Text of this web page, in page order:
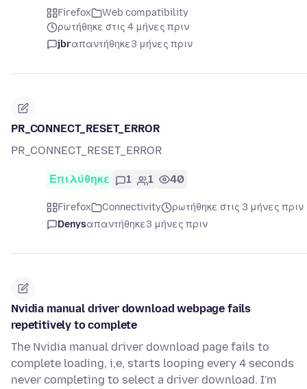
Firefox
Web compatibility
ρωτήθηκε στις 4 μήνες πριν
jbrαπαντήθηκε3 μήνες πριν
PR_CONNECT_RESET_ERROR
PR_CONNECT_RESET_ERROR
Επιλύθηκε 1 1 40
Firefox Connectivity
ρωτήθηκε στις 3 μήνες πριν
Denysαπαντήθηκε3 μήνες πριν
Nvidia manual driver download webpage fails
repetitively to complete
The Nvidia manual driver download page fails to
complete loading, i,e, starts looping every 4 seconds
never completing to select a driver download. I'm